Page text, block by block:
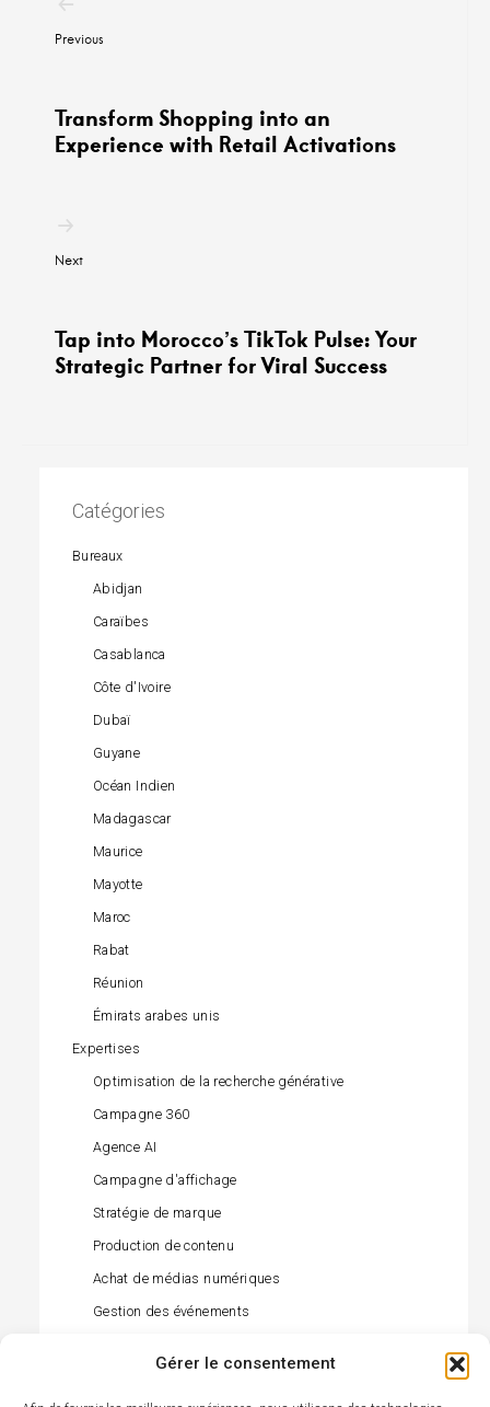
Gérer le consentement
postale
Previous
Transform Shopping into an
Experience with Retail Activations
Next
Tap into Morocco’s TikTok Pulse: Your
Strategic Partner for Viral Success
Catégories
Bureaux
Abidjan
Caraïbes
Casablanca
Côte d'Ivoire
Dubaï
Guyane
Océan Indien
Madagascar
Maurice
Mayotte
Maroc
Rabat
Réunion
Émirats arabes unis
Expertises
Optimisation de la recherche générative
Campagne 360
Agence AI
Campagne d'affichage
Stratégie de marque
Production de contenu
Achat de médias numériques
Gestion des événements